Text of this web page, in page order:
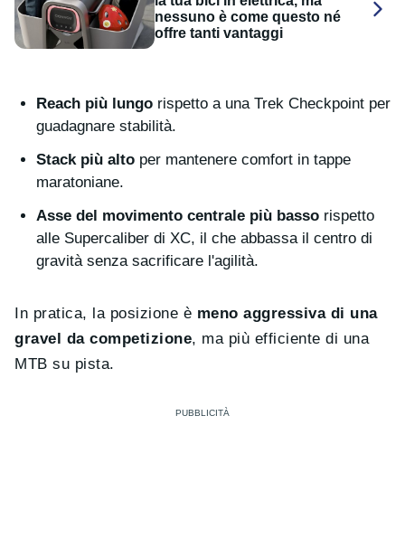
nessuno è come questo né
offre tanti vantaggi
Reach più lungo rispetto a una Trek Checkpoint per
guadagnare stabilità.
Stack più alto per mantenere comfort in tappe
maratoniane.
Asse del movimento centrale più basso rispetto
alle Supercaliber di XC, il che abbassa il centro di
gravità senza sacrificare l'agilità.
In pratica, la posizione è meno aggressiva di una
gravel da competizione, ma più efficiente di una
MTB su pista.